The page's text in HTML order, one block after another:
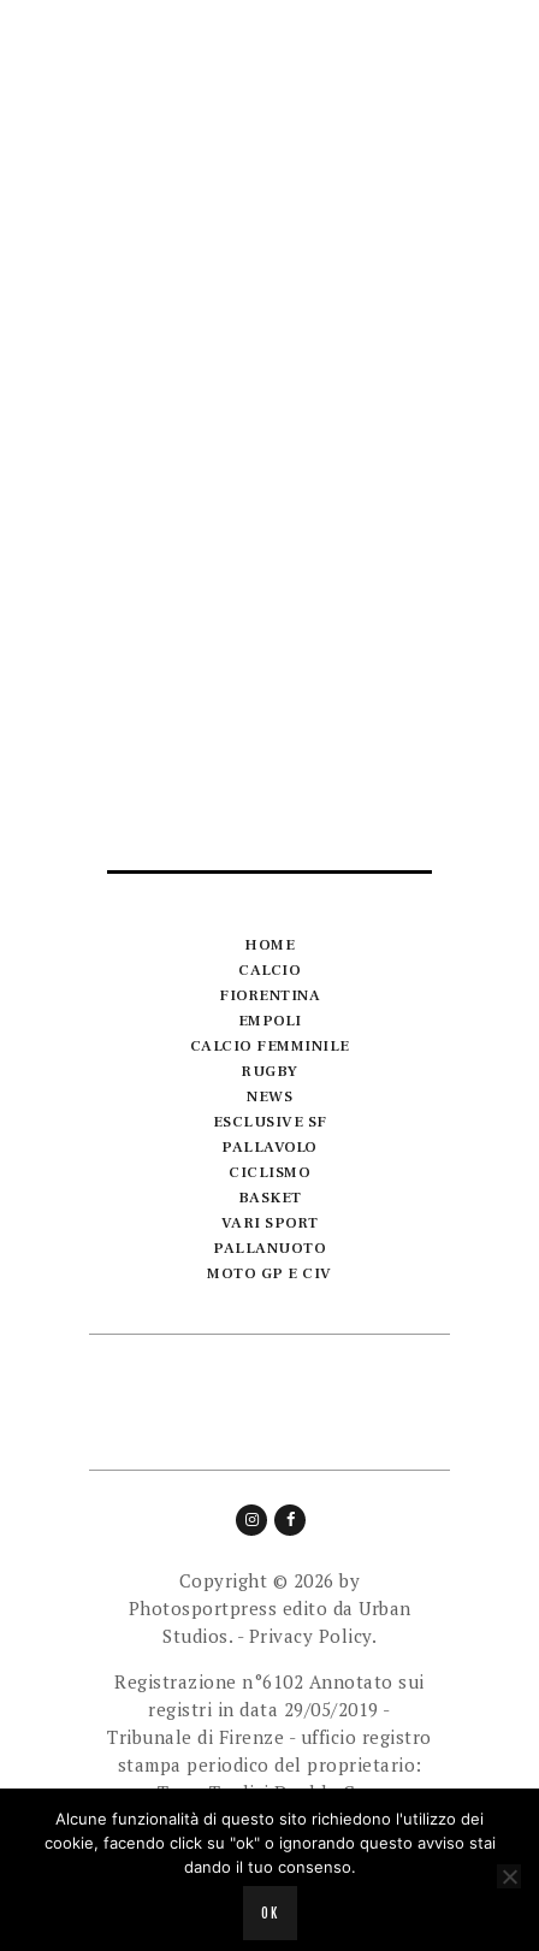
HOME
CALCIO
FIORENTINA
EMPOLI
CALCIO FEMMINILE
RUGBY
NEWS
ESCLUSIVE SF
PALLAVOLO
CICLISMO
BASKET
VARI SPORT
PALLANUOTO
MOTO GP E CIV
Copyright © 2026 by
Photosportpress edito da Urban
Studios. - Privacy Policy.
Registrazione n°6102 Annotato sui
registri in data 29/05/2019 -
Tribunale di Firenze - ufficio registro
stampa periodico del proprietario:
Team Tredici Double Cam
Ass.Sport.Dilett. Direttore
responsabile: Giuliani Paolo.
Alcune funzionalità di questo sito richiedono l'utilizzo dei
cookie, facendo click su "ok" o ignorando questo avviso stai
dando il tuo consenso.
OK